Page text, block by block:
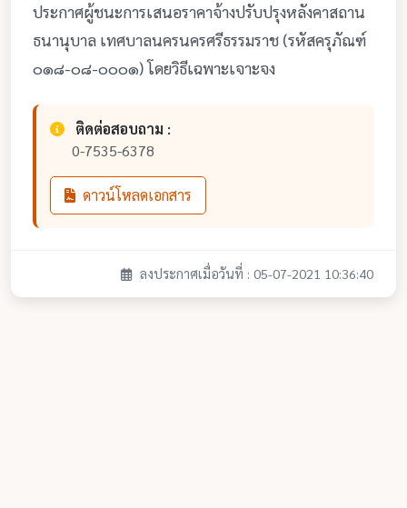
ประกาศผู้ชนะการเสนอราคาจ้างปรับปรุงหลังคาสถาน
ธนานุบาล เทศบาลนครนครศรีธรรมราช (รหัสครุภัณฑ์
๐๑๘-๐๘-๐๐๐๑) โดยวิธีเฉพาะเจาะจง
ติดต่อสอบถาม :
0-7535-6378
ดาวน์โหลดเอกสาร
ลงประกาศเมื่อวันที่ : 05-07-2021 10:36:40